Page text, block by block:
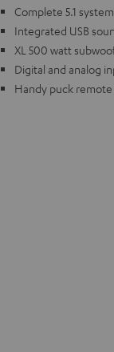
Complete 5.1
Integrated USB
XL 500 watt
Digital and analog
Handy puck